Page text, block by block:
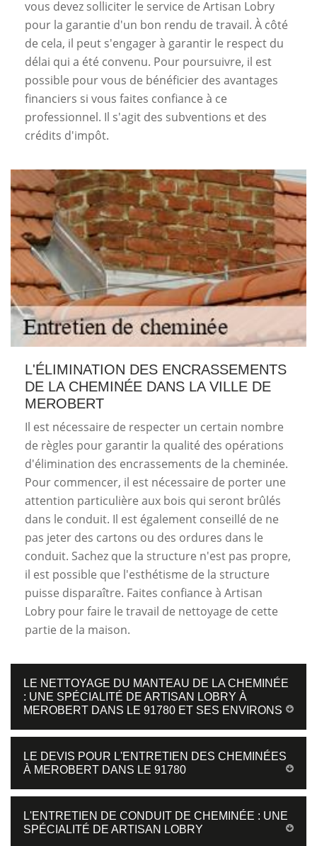
vous devez solliciter le service de Artisan Lobry
pour la garantie d'un bon rendu de travail. À côté
de cela, il peut s'engager à garantir le respect du
délai qui a été convenu. Pour poursuivre, il est
possible pour vous de bénéficier des avantages
financiers si vous faites confiance à ce
professionnel. Il s'agit des subventions et des
crédits d'impôt.
L'ÉLIMINATION DES ENCRASSEMENTS
DE LA CHEMINÉE DANS LA VILLE DE
MEROBERT
Il est nécessaire de respecter un certain nombre
de règles pour garantir la qualité des opérations
d'élimination des encrassements de la cheminée.
Pour commencer, il est nécessaire de porter une
attention particulière aux bois qui seront brûlés
dans le conduit. Il est également conseillé de ne
pas jeter des cartons ou des ordures dans le
conduit. Sachez que la structure n'est pas propre,
il est possible que l'esthétisme de la structure
puisse disparaître. Faites confiance à Artisan
Lobry pour faire le travail de nettoyage de cette
partie de la maison.
LE NETTOYAGE DU MANTEAU DE LA CHEMINÉE
: UNE SPÉCIALITÉ DE ARTISAN LOBRY À
MEROBERT DANS LE 91780 ET SES ENVIRONS
LE DEVIS POUR L'ENTRETIEN DES CHEMINÉES
À MEROBERT DANS LE 91780
L'ENTRETIEN DE CONDUIT DE CHEMINÉE : UNE
SPÉCIALITÉ DE ARTISAN LOBRY